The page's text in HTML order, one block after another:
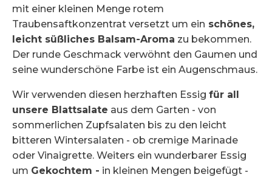
mit einer kleinen Menge rotem
Traubensaftkonzentrat versetzt um ein schönes,
leicht süßliches Balsam-Aroma zu bekommen.
Der runde Geschmack verwöhnt den Gaumen und
seine wunderschöne Farbe ist ein Augenschmaus.
Wir verwenden diesen herzhaften Essig für all
unsere Blattsalate aus dem Garten - von
sommerlichen Zupfsalaten bis zu den leicht
bitteren Wintersalaten - ob cremige Marinade
oder Vinaigrette. Weiters ein wunderbarer Essig
um Gekochtem - in kleinen Mengen beigefügt -